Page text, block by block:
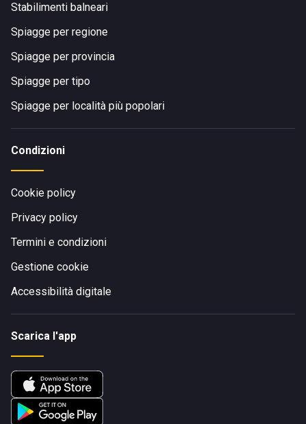
Stabilimenti balneari
Spiagge per regione
Spiagge per provincia
Spiagge per tipo
Spiagge per località più popolari
Condizioni
Cookie policy
Privacy policy
Termini e condizioni
Gestione cookie
Accessibilità digitale
Scarica l'app